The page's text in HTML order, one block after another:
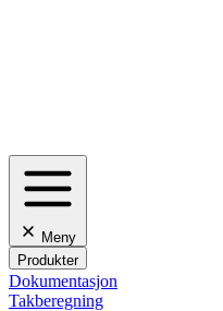
Meny
Produkter
Dokumentasjon
Takberegning